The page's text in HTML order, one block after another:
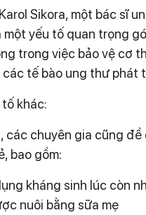
Sikora, một bác sĩ
một yếu tố quan trọng
trong việc bảo vệ cơ
các tế bào ung thư phát
khác:
các chuyên gia cũng
bao gồm:
kháng sinh lúc còn
nuôi bằng sữa mẹ